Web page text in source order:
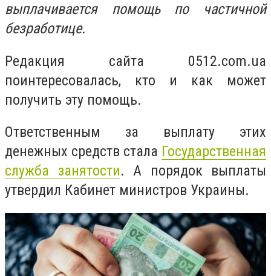
выплачивается помощь по частичной
безработице.
Редакция сайта 0512.com.ua
поинтересовалась, кто и как может
получить эту помощь.
Ответственным за выплату этих
денежных средств стала Государственная
служба занятости. А порядок выплаты
утвердил Кабинет министров Украины.